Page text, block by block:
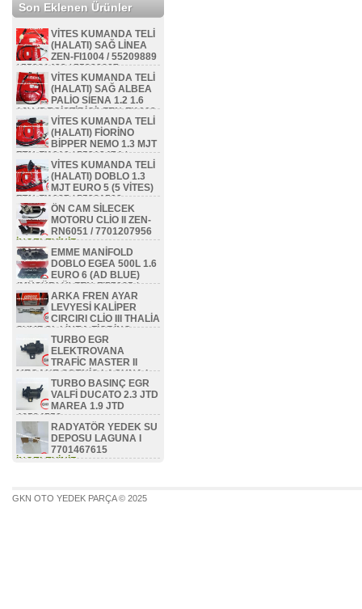
Son Eklenen Ürünler
VİTES KUMANDA TELİ
(HALATI) SAĞ LİNEA
ZEN-FI1004 / 55209889
/ 55231423 / 55228887
İNCELEYİNİZ...VİTES KUMANDA TELİ
(HALATI) SAĞ ALBEA
PALİO SİENA 1.2 1.6
16V (DEGİŞTİRİCİ) ZEN-FI1002
/ 46800214
İNCELEYİNİZ...
VİTES KUMANDA TELİ
(HALATI) FİORİNO
BİPPER NEMO 1.3 MJT
ZEN-FI1010 / 55212474 /
55231412 / 55218870 /
55247553 / 55212473 /
55255706
İNCELEYİNİZ...
VİTES KUMANDA TELİ
(HALATI) DOBLO 1.3
MJT EURO 5 (5 VİTES)
ZEN-FI1027 / 55221508
İNCELEYİNİZ...ÖN CAM SİLECEK
MOTORU CLİO II ZEN-
RN6051 / 7701207956
İNCELEYİNİZ...
EMME MANİFOLD
DOBLO EGEA 500L 1.6
EURO 6 (AD BLUE)
(MÜŞÜRLÜ) ZEN-FI57085 /
46336475 / 46351479 /
46354786 / 46353418
İNCELEYİNİZ...
ARKA FREN AYAR
LEVYESİ KALİPER
CIRCIRI CLİO III THALİA
SYMBOL LİNEA FİORİNO
BİPPER NEMO ZEN-FI8506 /
77362444
İNCELEYİNİZ...
TURBO EGR
ELEKTROVANA
TRAFİC MASTER II
MEGANE SCENİC LAGUNA I
1.9 DCİ F9Q 7700113071
İNCELEYİNİZ...
TURBO BASINÇ EGR
VALFİ DUCATO 2.3 JTD
MAREA 1.9 JTD
46524556
İNCELEYİNİZ...RADYATÖR YEDEK SU
DEPOSU LAGUNA I
7701467615
İNCELEYİNİZ...
GKN OTO YEDEK PARÇA © 2025